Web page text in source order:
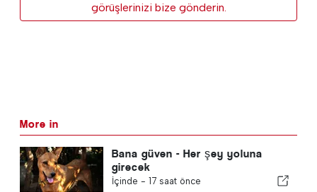
görüşlerinizi bize gönderin.
More in
Bana güven - Her şey yoluna
girecek
İçinde - 17 saat önce